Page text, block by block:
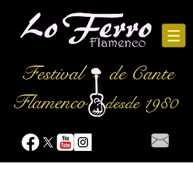
Festival
de Cante
Flamencodesde 1980